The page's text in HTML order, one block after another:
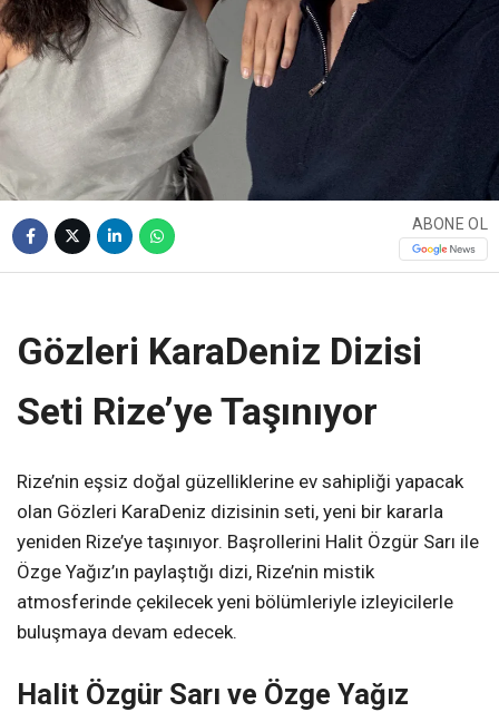
ABONE OL
Gözleri KaraDeniz Dizisi
Seti Rize’ye Taşınıyor
Rize’nin eşsiz doğal güzelliklerine ev sahipliği yapacak
olan Gözleri KaraDeniz dizisinin seti, yeni bir kararla
yeniden Rize’ye taşınıyor. Başrollerini Halit Özgür Sarı ile
Özge Yağız’ın paylaştığı dizi, Rize’nin mistik
atmosferinde çekilecek yeni bölümleriyle izleyicilerle
buluşmaya devam edecek.
Halit Özgür Sarı ve Özge Yağız